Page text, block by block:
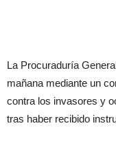
La Procuraduría
mañana mediante un
contra los invasores y
tras haber recibido